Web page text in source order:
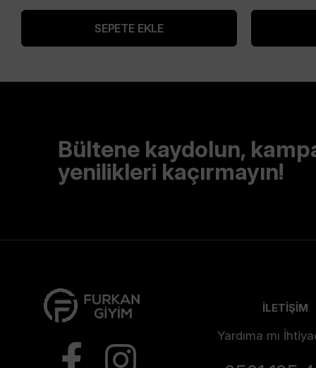
SEPETE EKLE
Bültene kaydolun,
yenilikleri kaçırmayın!
İLETİŞİM
Yardıma mı